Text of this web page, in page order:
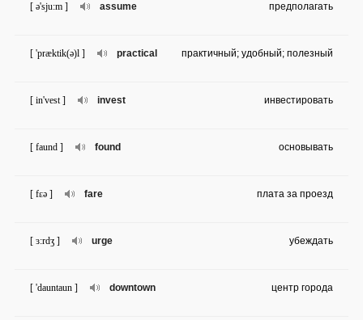
assume
[ ə'sju:m ] предполагать
practical
[ 'præktik(ə)l ] практичный; удобный; полезный
invest
[ in'vest ] инвестировать
found
[ faund ] основывать
fare
[ fɛə ] плата за проезд
urge
[ ɜ:rdʒ ] убеждать
downtown
[ 'dauntaun ] центр города